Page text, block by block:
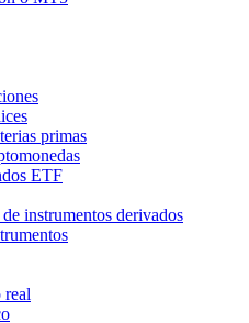
primas
ETF
instrumentos derivados
real